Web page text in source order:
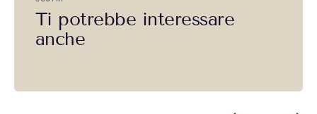
Ti potrebbe interessare
anche